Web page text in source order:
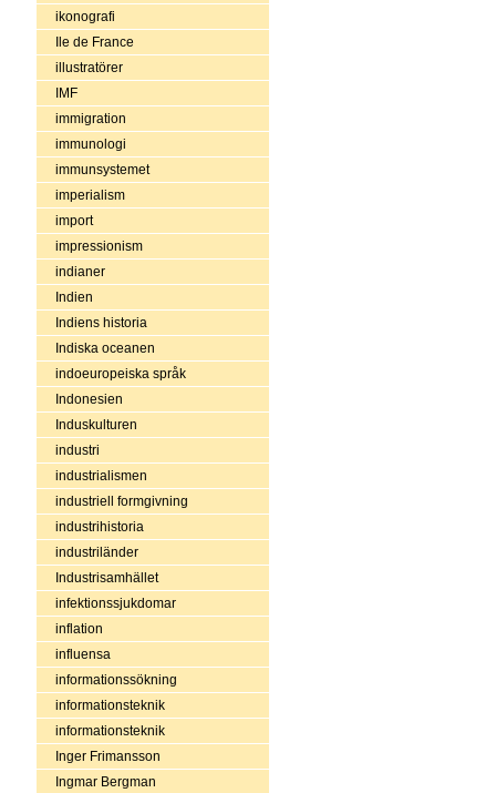
ikonografi
Ile de France
illustratörer
IMF
immigration
immunologi
immunsystemet
imperialism
import
impressionism
indianer
Indien
Indiens historia
Indiska oceanen
indoeuropeiska språk
Indonesien
Induskulturen
industri
industrialismen
industriell formgivning
industrihistoria
industriländer
Industrisamhället
infektionssjukdomar
inflation
influensa
informationssökning
informationsteknik
informationsteknik
Inger Frimansson
Ingmar Bergman